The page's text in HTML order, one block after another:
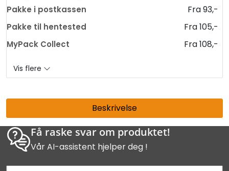
Pakke i postkassen Fra 93,-
Pakke til hentested Fra 105,-
MyPack Collect Fra 108,-
Vis flere
Beskrivelse
Få raske svar om produktet!
Vår AI-assistent hjelper deg !